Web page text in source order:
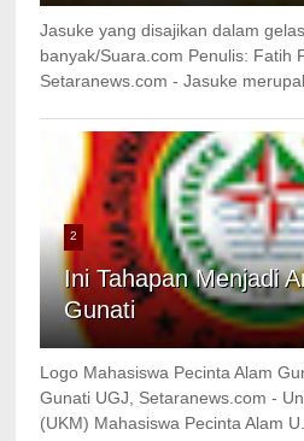
Jasuke yang disajikan dalam
banyak/Suara.com Penulis: Fatih
Setaranews.com - Jasuke
2
Ini Tahapan Menjadi
Gunati
Logo Mahasiswa Pecinta Alam
Gunati UGJ, Setaranews.com -
(UKM) Mahasiswa Pecinta Alam